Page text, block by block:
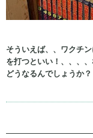
そういえば、、ワクチ
を打つといい！、、、
どうなるんでしょうか？